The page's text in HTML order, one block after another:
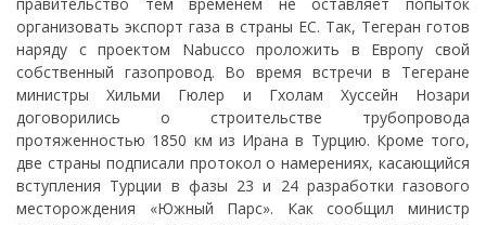
организовать экспорт газа в страны ЕС. Так, Тегеран готов
наряду с проектом Nabucco проложить в Европу свой
собственный газопровод. Во время встречи в Тегеране
министры Хильми Гюлер и Гхолам Хуссейн Нозари
договорились о строительстве трубопровода
протяженностью 1850 км из Ирана в Турцию. Кроме того,
две страны подписали протокол о намерениях, касающийся
вступления Турции в фазы 23 и 24 разработки газового
месторождения «Южный Парс». Как сообщил министр